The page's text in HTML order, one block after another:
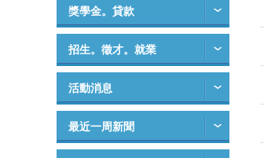
獎學金。貸款
招生。徵才。就業
活動消息
最近一周新聞